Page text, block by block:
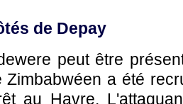
de Depay
peut être
Zimbabwéen a été
au Havre.